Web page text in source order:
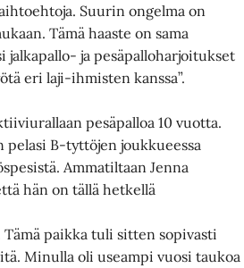
Suurin ongelma on
Tämä haaste on sama
ja pesäpalloharjoitukset
eri laji-ihmisten kanssa”.
pesäpalloa 10 vuotta.
pelasi B-tyttöjen joukkueessa
Ammatiltaan Jenna
hän on tällä hetkellä
paikka tuli sitten sopivasti
Minulla oli useampi vuosi taukoa